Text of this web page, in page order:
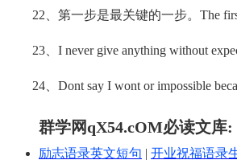
22、第一步是最关键的一步。The
23、I never give anything without
24、Dont say I wont or impossible
群学网qX54.cOM必读文库:
励志语录英文短句 | 开业祝福语录